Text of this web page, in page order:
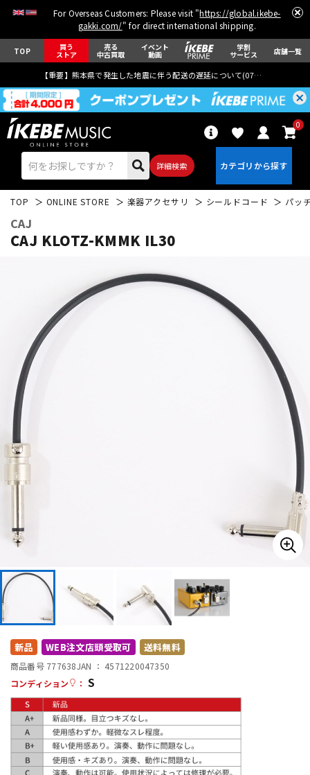
For Overseas Customers: Please visit "https://global.ikebe-
gakki.com/" for direct international shipping.
TOP 買う
ストア
売る
中古買取
イベント
動画
学割
サービス 店舗一覧
【重要】熊本県で発生した地震に伴う配送の遅延について(07月29日
詳細検索
0
エレキギター
エフェクター
DTM
配信/ライブ機器
中古
TOP ONLINE STORE 楽器アクセサリ シールドコード パッ
CAJ
CAJ KLOTZ-KMMK IL30
新品 WEB注文店頭受取可 送料無料
商品番号 777638JAN ： 4571220047350
コンディション
： S